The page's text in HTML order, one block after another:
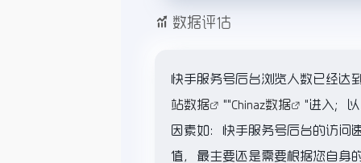
数据评估
快手服务号后台浏览人数已经达
站数据
""Chinaz数据
"进入；
因素如：快手服务号后台的访问
值，最主要还是需要根据您自身